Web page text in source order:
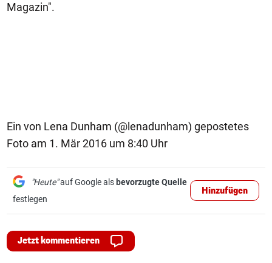
Magazin".
Ein von Lena Dunham (@lenadunham) gepostetes
Foto am 1. Mär 2016 um 8:40 Uhr
"Heute"auf Google als bevorzugte Quelle
festlegen
Hinzufügen
Jetzt kommentieren